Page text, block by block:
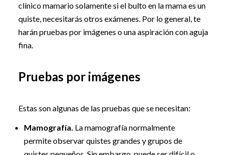
clínico mamario solamente si el bulto en la mama es un
quiste, necesitarás otros exámenes. Por lo general, te
harán pruebas por imágenes o una aspiración con aguja
fina.
Pruebas por imágenes
Estas son algunas de las pruebas que se necesitan:
Mamografía. La mamografía normalmente
permite observar quistes grandes y grupos de